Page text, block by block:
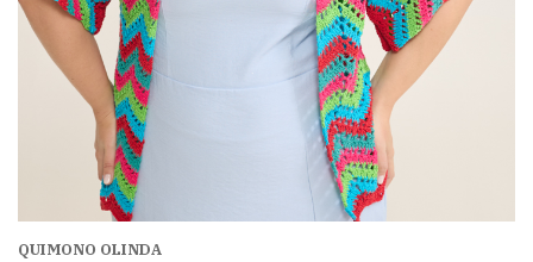
QUIMONO OLINDA